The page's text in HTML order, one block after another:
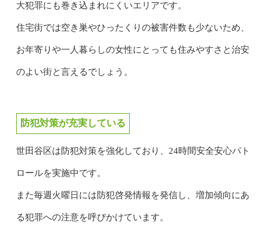
大犯罪にも巻き込まれにくいエリアです。
住宅街では空き巣やひったくりの被害件数も少ないため、
お年寄りや一人暮らしの女性にとっても住みやすさと治安
のよい街と言えるでしょう。
防犯対策が充実している
世田谷区は防犯対策を強化しており、24時間安全安心パト
ロールを実施中です。
また毎週火曜日には防犯啓発情報を発信し、増加傾向にあ
る犯罪への注意を呼びかけています。